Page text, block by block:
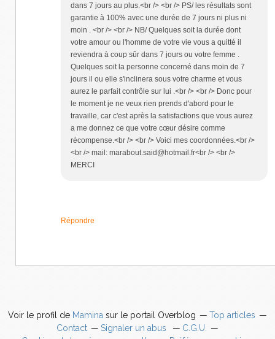
dans 7 jours au plus.<br /> <br /> PS/ les résultats sont
garantie à 100% avec une durée de 7 jours ni plus ni
moin . <br /> <br /> NB/ Quelques soit la durée dont
votre amour ou l'homme de votre vie vous a quitté il
reviendra à coup sûr dans 7 jours ou votre femme .
Quelques soit la personne concerné dans moin de 7
jours il ou elle s'inclinera sous votre charme et vous
aurez le parfait contrôle sur lui .<br /> <br /> Donc pour
le moment je ne veux rien prends d'abord pour le
travaille, car c'est après la satisfactions que vous aurez
a me donnez ce que votre cœur désire comme
récompense.<br /> <br /> Voici mes coordonnées.<br />
<br /> mail: marabout.said@hotmail.fr<br /> <br />
MERCI
Répondre
Voir le profil de Mamina sur le portail Overblog
Top articles
Contact
Signaler un abus
C.G.U.